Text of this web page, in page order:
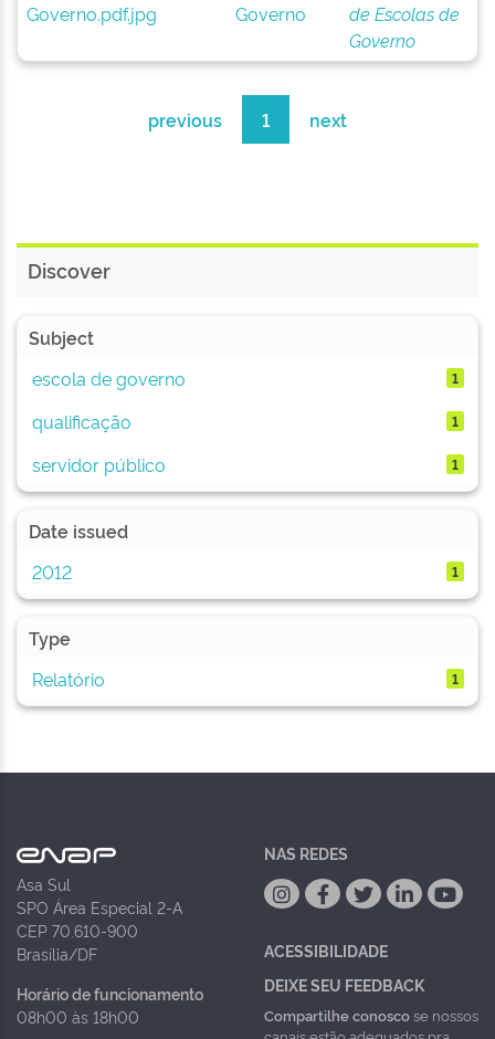
Governo
de Escolas de
Governo
previous 1 next
Discover
Subject
escola de governo
1
qualificação 1
servidor público 1
Date issued
2012
1
Type
Relatório
1
Asa Sul
SPO Área Especial 2-A
CEP 70.610-900
Brasília/DF
Horário de funcionamento
08h00 às 18h00
NAS REDES
ACESSIBILIDADE
DEIXE SEU FEEDBACK
Compartilhe conoscose nossos